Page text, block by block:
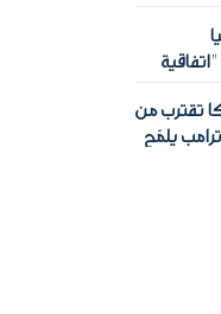
تقترب من
يلمّح